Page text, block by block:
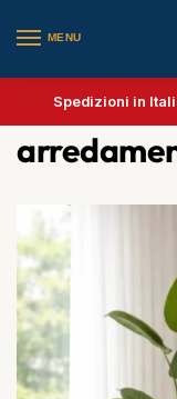
MENU
Spedizioni in